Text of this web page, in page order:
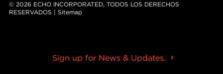
© 2026 ECHO INCORPORATED, TODOS LOS DERECHOS
RESERVADOS | Sitemap
Sign up for News & Updates.